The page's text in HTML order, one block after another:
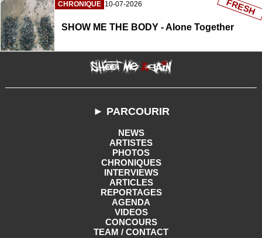
CHRONIQUE 10-07-2026
SHOW ME THE BODY - Alone Together
FRESH
► PARCOURIR
NEWS
ARTISTES
PHOTOS
CHRONIQUES
INTERVIEWS
ARTICLES
REPORTAGES
AGENDA
VIDEOS
CONCOURS
TEAM / CONTACT